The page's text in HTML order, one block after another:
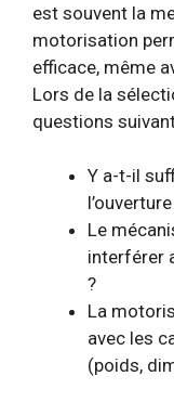
est souvent la
motorisation
efficace, même
Lors de la
questions
Y a-t-il
Le
interférer
?
La
avec les
(poids,